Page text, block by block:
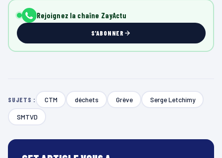
Rejoignez la chaîne ZayActu
S'ABONNER
SUJETS : CTM déchets Grève Serge Letchimy
SMTVD